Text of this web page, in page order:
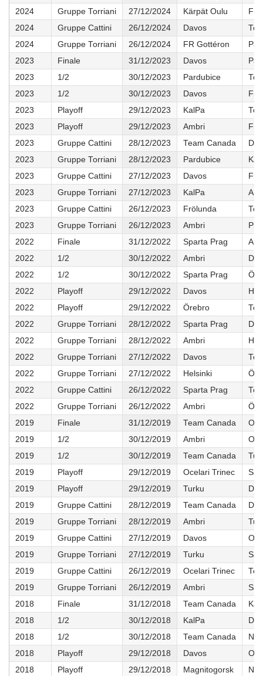
2024
Gruppe Torriani 27/12/2024 Kärpät Oulu
FR
2024
Gruppe Cattini 26/12/2024 Davos
2024
Gruppe Torriani 26/12/2024 FR Gottéron
2023
Finale 31/12/2023 Davos
2023
1/2 30/12/2023 Pardubice
2023
1/2 30/12/2023 Davos
2023
Playoff 29/12/2023 KalPa
2023
Playoff 29/12/2023 Ambri
2023
Gruppe Cattini 28/12/2023 Team Canada
2023
Gruppe Torriani 28/12/2023 Pardubice
2023
Gruppe Cattini 27/12/2023 Davos
2023
Gruppe Torriani 27/12/2023 KalPa
2023
Gruppe Cattini 26/12/2023 Frölunda
2023
Gruppe Torriani 26/12/2023 Ambri
2022
Finale 31/12/2022 Sparta Prag
2022
1/2 30/12/2022 Ambri
2022
1/2 30/12/2022 Sparta Prag
2022
Playoff 29/12/2022 Davos
2022
Playoff 29/12/2022 Örebro
2022
Gruppe Torriani 28/12/2022 Sparta Prag
2022
Gruppe Torriani 28/12/2022 Ambri
2022
Gruppe Torriani 27/12/2022 Davos
2022
Gruppe Torriani 27/12/2022 Helsinki
2022
Gruppe Cattini 26/12/2022 Sparta Prag
2022
Gruppe Torriani 26/12/2022 Ambri
2019
Finale 31/12/2019 Team Canada
2019
1/2 30/12/2019 Ambri
2019
1/2 30/12/2019 Team Canada
2019
Playoff 29/12/2019 Ocelari Trinec
2019
Playoff 29/12/2019 Turku
2019
Gruppe Cattini 28/12/2019 Team Canada
2019
Gruppe Torriani 28/12/2019 Ambri
2019
Gruppe Cattini 27/12/2019 Davos
2019
Gruppe Torriani 27/12/2019 Turku
2019
Gruppe Cattini 26/12/2019 Ocelari Trinec
2019
Gruppe Torriani 26/12/2019 Ambri
2018
Finale 31/12/2018 Team Canada
2018
1/2 30/12/2018 KalPa
2018
1/2 30/12/2018 Team Canada
2018
Playoff 29/12/2018 Davos
2018
Playoff 29/12/2018 Magnitogorsk